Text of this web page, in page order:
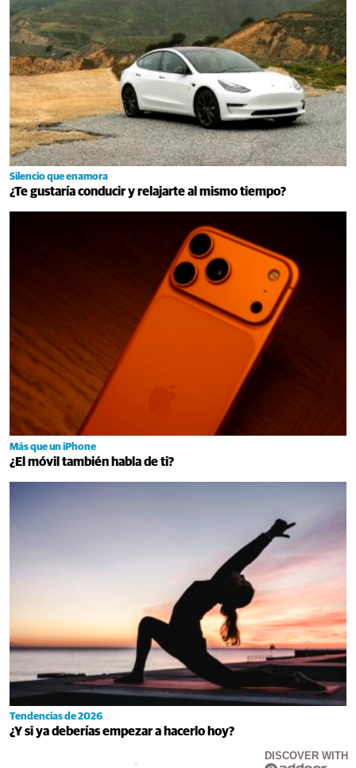
Silencio que enamora
¿Te gustaría conducir y relajarte al mismo tiempo?
Más que un iPhone
¿El móvil también habla de ti?
Tendencias de 2026
¿Y si ya deberías empezar a hacerlo hoy?
DISCOVER WITH